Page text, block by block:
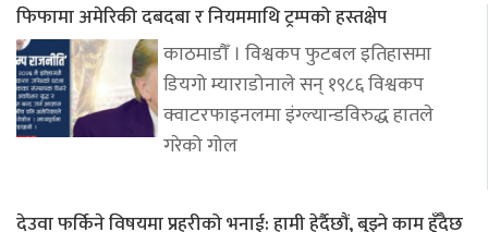
फिफामा अमेरिकी दबदबा र नियममाथि ट्रम्पको हस्तक्षेप
काठमाडौँ । विश्वकप फुटबल इतिहासमा
डियगो म्याराडोनाले सन् १९८६ विश्वकप
क्वाटरफाइनलमा इंग्ल्यान्डविरुद्ध हातले
गरेको गोल
देउवा फर्किने विषयमा प्रहरीको भनाई: हामी हेर्दैछौं, बुझ्ने काम हुँदैछ